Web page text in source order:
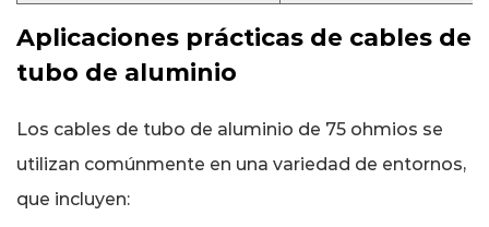
Aplicaciones prácticas de cables de
tubo de aluminio
Los cables de tubo de aluminio de 75 ohmios se
utilizan comúnmente en una variedad de entornos,
que incluyen: